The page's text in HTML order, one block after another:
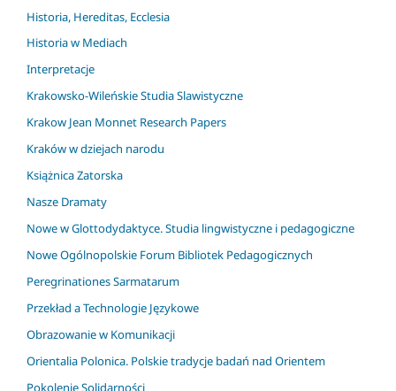
Historia, Hereditas, Ecclesia
Historia w Mediach
Interpretacje
Krakowsko-Wileńskie Studia Slawistyczne
Krakow Jean Monnet Research Papers
Kraków w dziejach narodu
Książnica Zatorska
Nasze Dramaty
Nowe w Glottodydaktyce. Studia lingwistyczne i pedagogiczne
Nowe Ogólnopolskie Forum Bibliotek Pedagogicznych
Peregrinationes Sarmatarum
Przekład a Technologie Językowe
Obrazowanie w Komunikacji
Orientalia Polonica. Polskie tradycje badań nad Orientem
Pokolenie Solidarności